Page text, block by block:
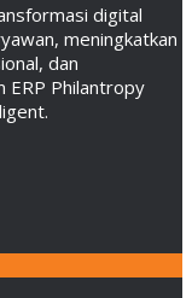
digital
meningkatkan
dan
ERP Philantropy